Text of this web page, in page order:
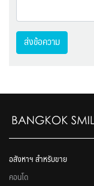
ส่งข้อความ
อสังหาฯ สำหรับขาย
คอนโด